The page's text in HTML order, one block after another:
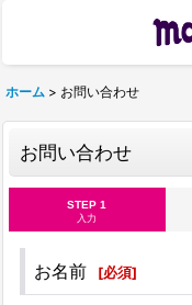
ホーム > お問い合わせ
お問い合わせ
STEP 1
入力
お名前 [必須]